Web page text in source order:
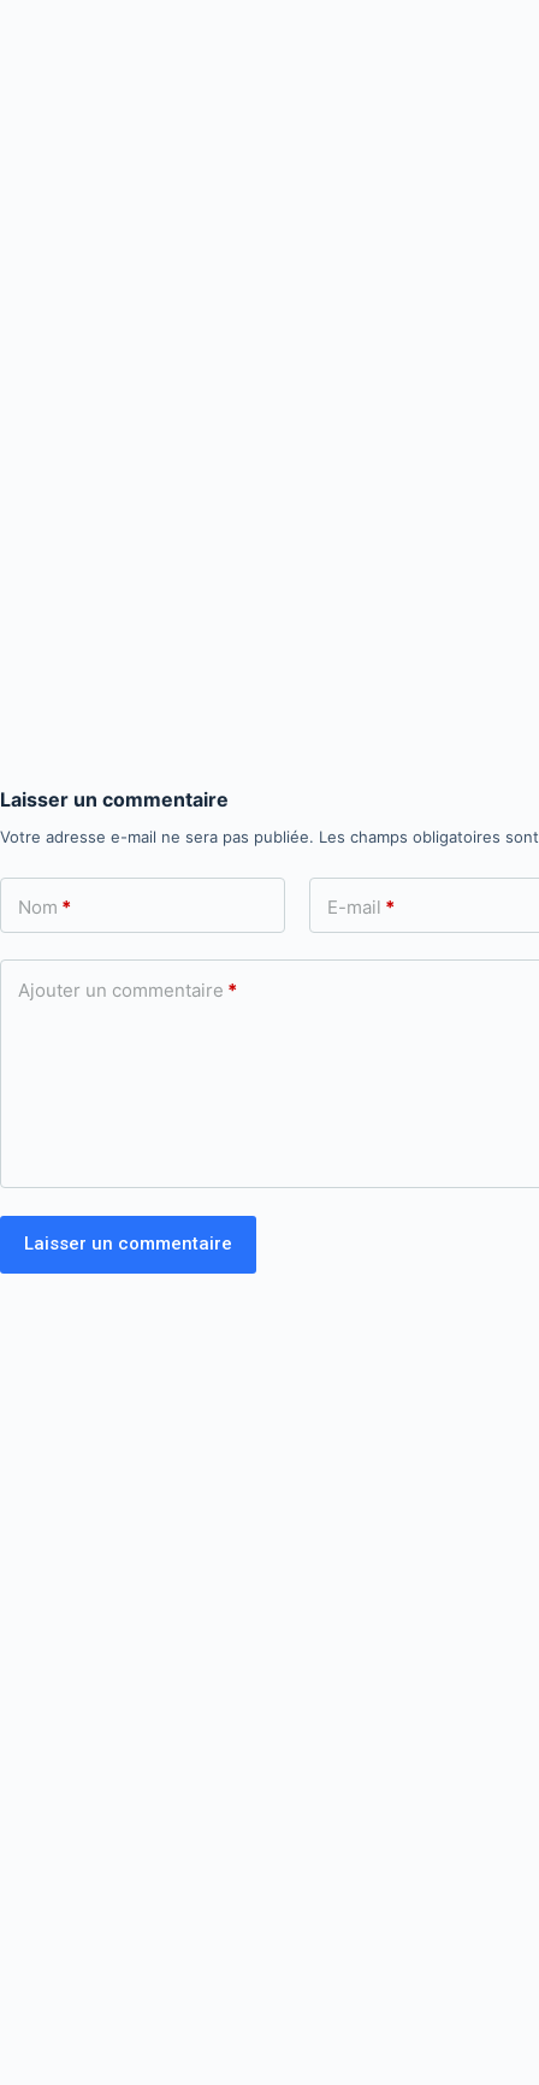
Laisser un commentaire
Votre adresse e-mail ne sera pas publiée. Les champs obligatoires
Nom * E-mail *
Ajouter un commentaire *
Laisser un commentaire